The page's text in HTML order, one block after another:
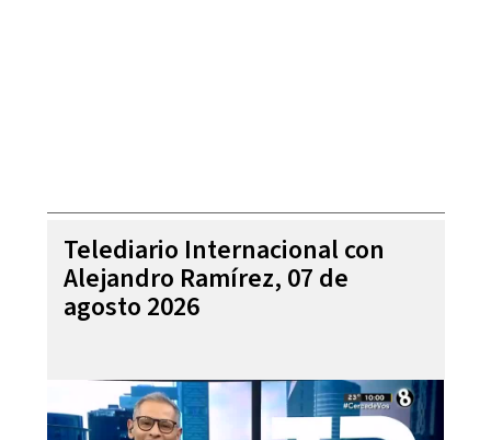
Telediario Internacional con
Alejandro Ramírez, 07 de
agosto 2026